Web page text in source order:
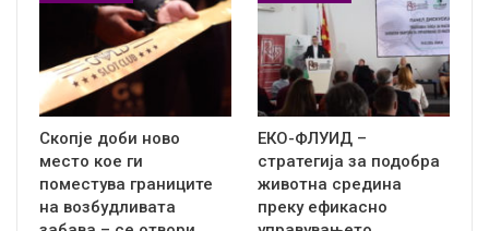
Скопје доби ново
место кое ги
поместува границите
на возбудливата
ЕКО-ФЛУИД –
стратегија за подобра
животна средина
преку ефикасно